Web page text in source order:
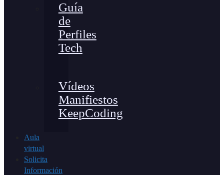
Guía
de
Perfiles
Tech
Vídeos
Manifiestos
KeepCoding
Aula
virtual
Solicita
Información